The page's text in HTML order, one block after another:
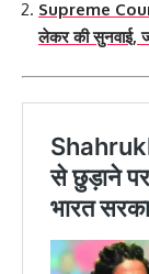
Supreme Court
लेकर की सुनवाई,